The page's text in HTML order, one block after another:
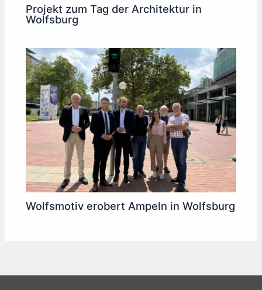
Projekt zum Tag der Architektur in
Wolfsburg
Wolfsmotiv erobert Ampeln in Wolfsburg